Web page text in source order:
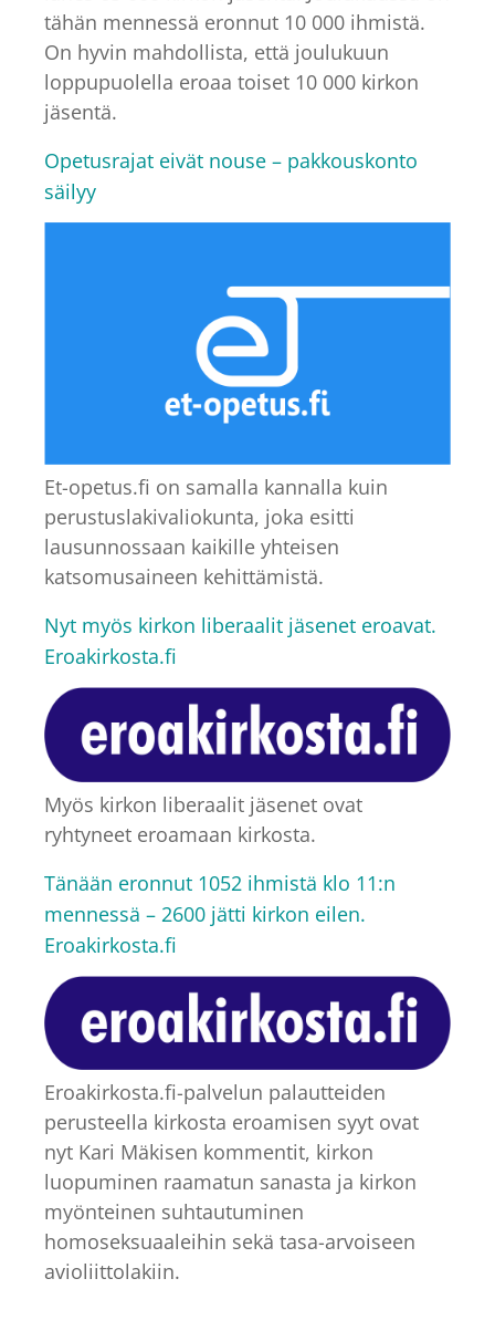
tähän mennessä eronnut 10 000 ihmistä.
On hyvin mahdollista, että joulukuun
loppupuolella eroaa toiset 10 000 kirkon
jäsentä.
Opetusrajat eivät nouse – pakkouskonto
säilyy
Et-opetus.fi on samalla kannalla kuin
perustuslakivaliokunta, joka esitti
lausunnossaan kaikille yhteisen
katsomusaineen kehittämistä.
Nyt myös kirkon liberaalit jäsenet eroavat.
Eroakirkosta.fi
Myös kirkon liberaalit jäsenet ovat
ryhtyneet eroamaan kirkosta.
Tänään eronnut 1052 ihmistä klo 11:n
mennessä – 2600 jätti kirkon eilen.
Eroakirkosta.fi
Eroakirkosta.fi-palvelun palautteiden
perusteella kirkosta eroamisen syyt ovat
nyt Kari Mäkisen kommentit, kirkon
luopuminen raamatun sanasta ja kirkon
myönteinen suhtautuminen
homoseksuaaleihin sekä tasa-arvoiseen
avioliittolakiin.